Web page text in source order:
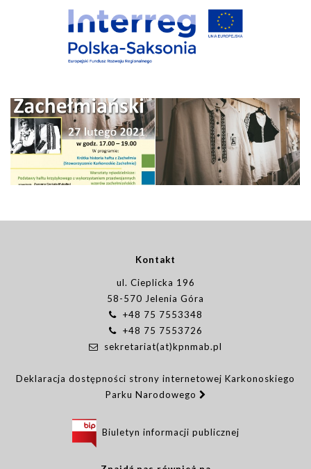
Kontakt
ul. Cieplicka 196
58-570 Jelenia Góra
+48 75 7553348
+48 75 7553726
sekretariat(at)kpnmab.pl
Deklaracja dostępności strony internetowej Karkonoskiego
Parku Narodowego
Biuletyn informacji publicznej